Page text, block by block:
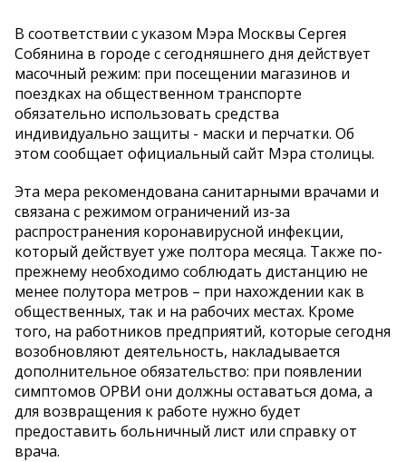
В соответствии с указом Мэра Москвы Сергея
Собянина в городе с сегодняшнего дня действует
масочный режим: при посещении магазинов и
поездках на общественном транспорте
обязательно использовать средства
индивидуально защиты - маски и перчатки. Об
этом сообщает официальный сайт Мэра столицы.
Эта мера рекомендована санитарными врачами и
связана с режимом ограничений из-за
распространения коронавирусной инфекции,
который действует уже полтора месяца. Также по-
прежнему необходимо соблюдать дистанцию не
менее полутора метров – при нахождении как в
общественных, так и на рабочих местах. Кроме
того, на работников предприятий, которые сегодня
возобновляют деятельность, накладывается
дополнительное обязательство: при появлении
симптомов ОРВИ они должны оставаться дома, а
для возвращения к работе нужно будет
предоставить больничный лист или справку от
врача.